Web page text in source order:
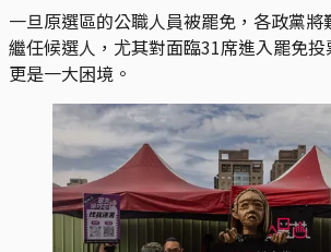
一旦原選區的公職人員被罷免，各政黨
繼任候選人，尤其對面臨31席進入罷免投
更是一大困境。